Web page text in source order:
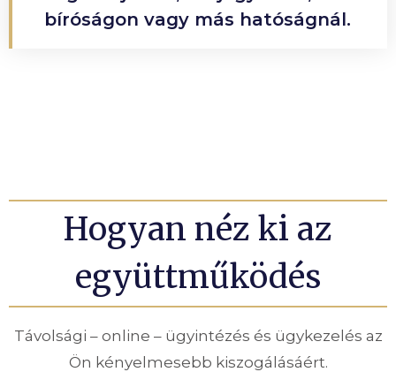
bíróságon vagy más hatóságnál.
Hogyan néz ki az
együttműködés
Távolsági – online – ügyintézés és ügykezelés az
Ön kényelmesebb kiszogálásáért.